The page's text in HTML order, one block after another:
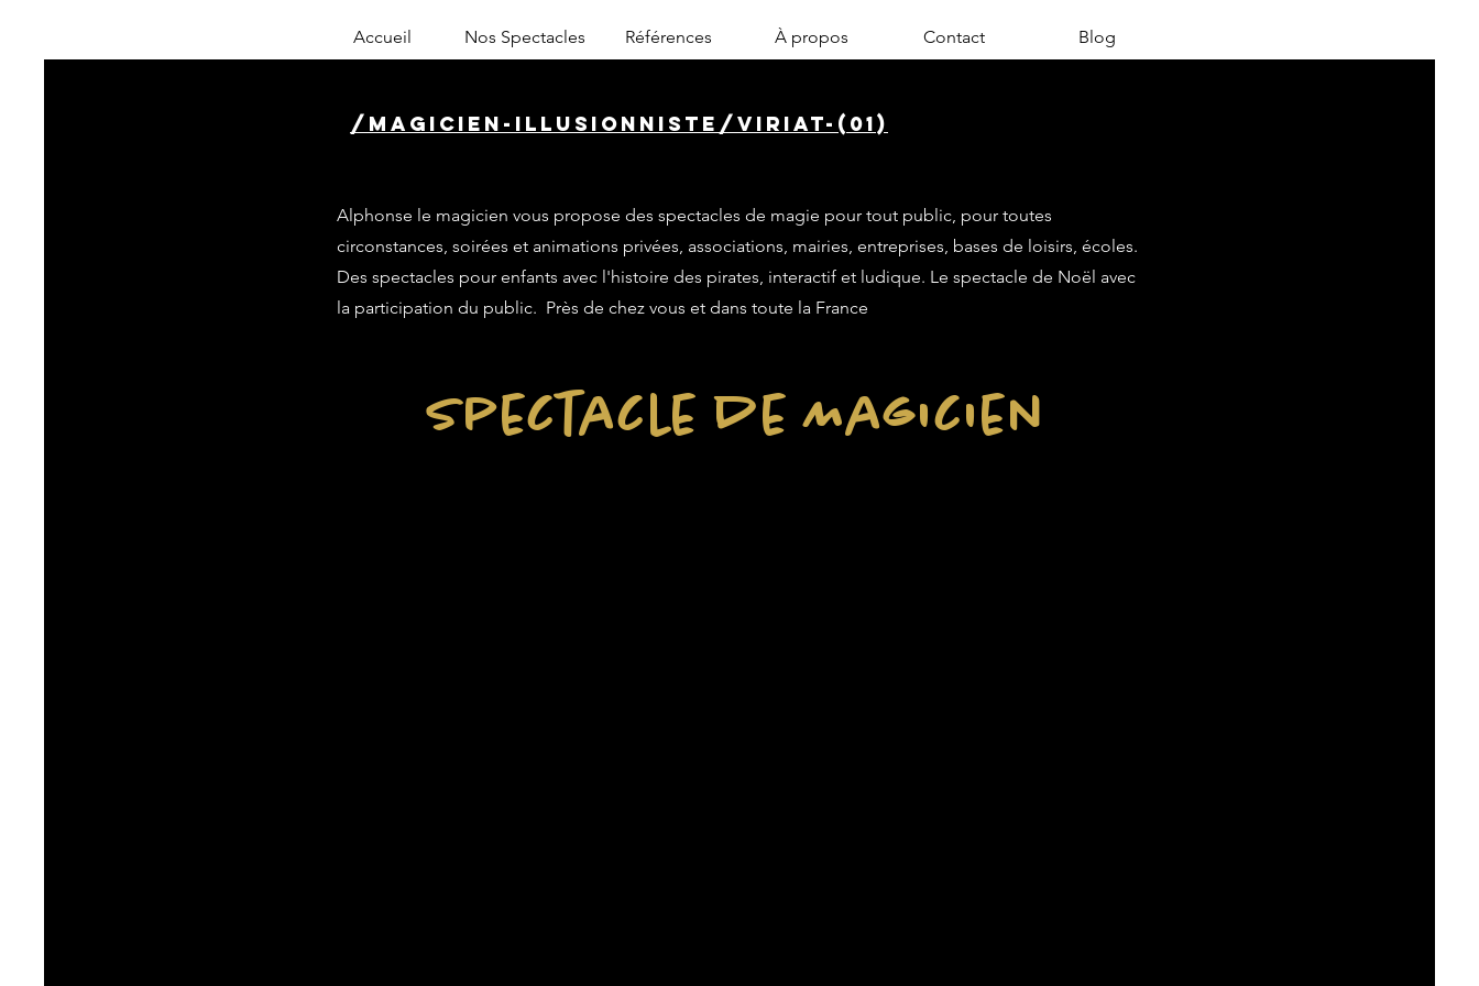
Accueil Nos Spectacles Références À propos Contact Blog
/magicien-illusionniste/viriat-(01)
Alphonse le magicien vous propose des spectacles de magie pour tout public, pour toutes
circonstances, soirées et animations privées, associations, mairies, entreprises, bases de loisirs, écoles.
Des spectacles pour enfants avec l'histoire des pirates, interactif et ludique. Le spectacle de Noël avec
la participation du public. Près de chez vous et dans toute la France
Spectacle de Magicien